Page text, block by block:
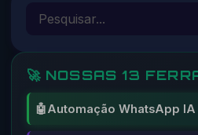
🚀 NOSSAS 13
🤖Automação WhatsApp IA